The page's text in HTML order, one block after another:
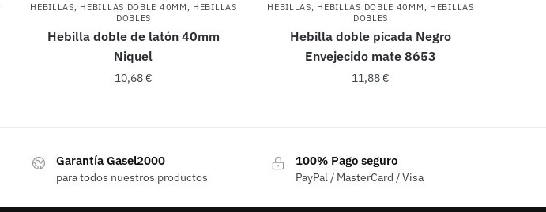
HEBILLAS, HEBILLAS DOBLE 40MM , HEBILLAS
DOBLES
Hebilla doble de latón 40mm
Niquel
10,68€
HEBILLAS, HEBILLAS DOBLE 40MM , HEBILLAS
DOBLES
Hebilla doble picada Negro
Envejecido mate 8653
11,88€
Garantía Gasel2000
para todos nuestros productos
100% Pago seguro
PayPal / MasterCard / Visa